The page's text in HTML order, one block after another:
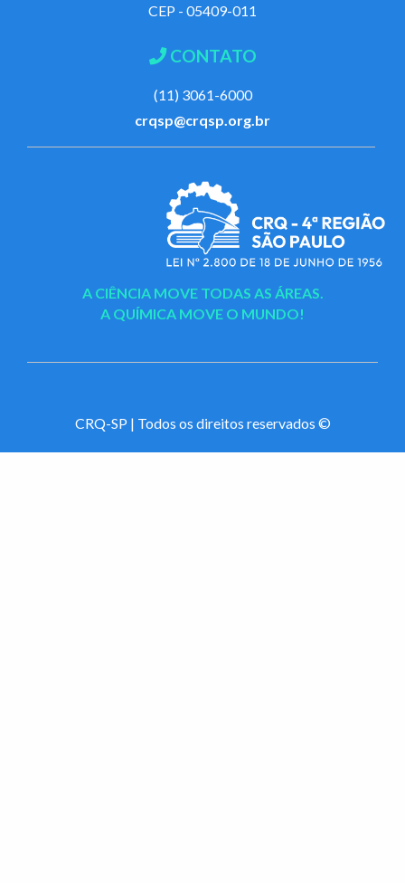
CEP - 05409-011
CONTATO
(11) 3061-6000
crqsp@crqsp.org.br
A CIÊNCIA MOVE TODAS AS ÁREAS.
A QUÍMICA MOVE O MUNDO!
CRQ-SP | Todos os direitos reservados ©